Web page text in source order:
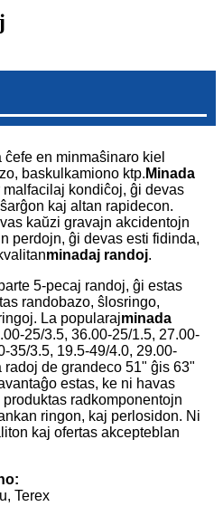
ĉefe en minmaŝinaro kiel
baskulkamiono ktp. Minada
kondiĉoj, ĝi devas
kaj altan rapidecon.
kaŭzi gravajn akcidentojn
perdojn, ĝi devas esti fidinda,
minadaj randoj.
5-pecaj randoj, ĝi estas
randobazo, ŝlosringo,
La popularajminada
25/3.5, 36.00-25/1.5, 27.00-
35/3.5, 19.5-49/4.0, 29.00-
de grandeco 51" ĝis 63"
estas, ke ni havas
radkomponentojn
ringon, kaj perlosidon. Ni
kaj ofertas akcepteblan
Terex